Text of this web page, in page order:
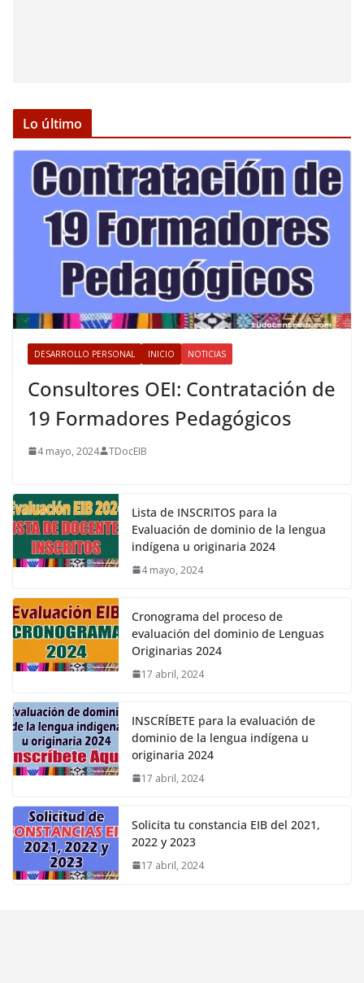
Lo último
DESARROLLO PERSONAL INICIO NOTICIAS
Consultores OEI: Contratación de
19 Formadores Pedagógicos
4 mayo, 2024 TDocEIB
Lista de INSCRITOS para la
Evaluación de dominio de la lengua
indígena u originaria 2024
4 mayo, 2024
Cronograma del proceso de
evaluación del dominio de Lenguas
Originarias 2024
17 abril, 2024
INSCRÍBETE para la evaluación de
dominio de la lengua indígena u
originaria 2024
17 abril, 2024
Solicita tu constancia EIB del 2021,
2022 y 2023
17 abril, 2024